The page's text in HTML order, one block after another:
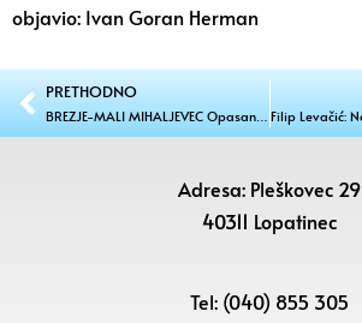
objavio: Ivan Goran Herman
PRETHODNO
BREZJE-MALI MIHALJEVEC Opasan zavoj bit će proširen!
Adresa: Pleškovec 29
40311 Lopatinec
Tel: (040) 855 305